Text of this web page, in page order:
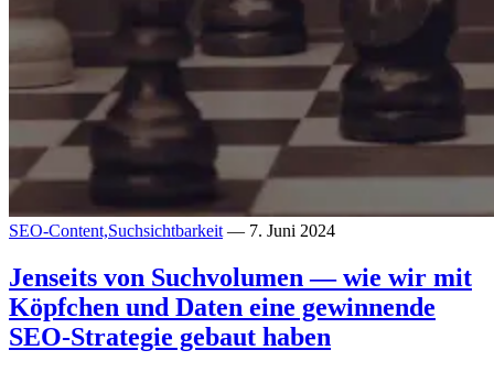
SEO-Content,Suchsichtbarkeit — 7. Juni 2024
Jenseits von Suchvolumen — wie wir mit
Köpfchen und Daten eine gewinnende
SEO-Strategie gebaut haben